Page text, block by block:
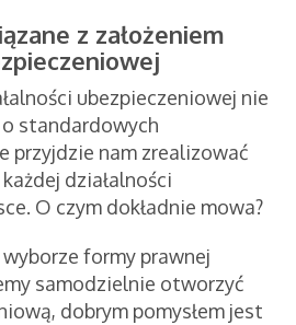
z założeniem
ubezpieczeniowej nie
standardowych
przyjdzie nam zrealizować
działalności
O czym dokładnie mowa?
formy prawnej
samodzielnie otworzyć
dobrym pomysłem jest